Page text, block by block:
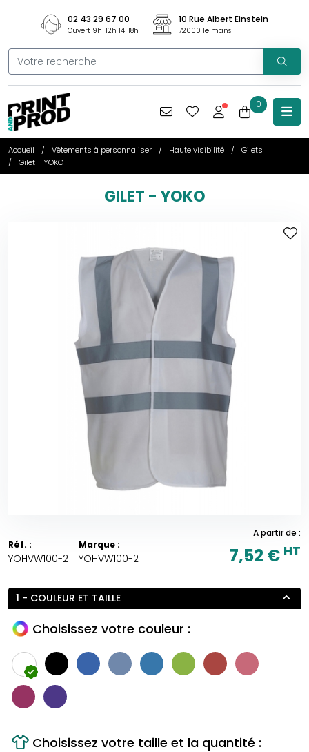
02 43 29 67 00
Ouvert 9h-12h 14-18h
10 Rue Albert Einstein
72000 le mans
0
Accueil Vêtements à personnaliser Haute visibilité
Gilets
Gilet - YOKO
GILET - YOKO
Réf. :
YOHVW100-2
Marque :
YOHVW100-2
A partir de :
7,52 € HT
1 - COULEUR ET TAILLE
Choisissez votre couleur :
Choisissez votre taille et la quantité :